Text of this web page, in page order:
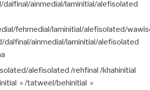
dalfinal/ainmedial/laminitial/alefisolated
fehmedial/laminitial/alefisolated/
dalfinal/ainmedial/laminitial/alefisolated
alefisolated /rehfinal /khahinitial
» /tatweel/behinitial »